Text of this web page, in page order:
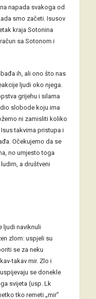
napada svakoga od
smo začeti. Isusov
kraja Sotonina
sa Sotonom i
ih, ali ono što nas
ljudi oko njega.
grijehu i silama
slobode koju ima
ni zamisliti koliko
takvima pristupa i
Očekujemo da se
no umjesto toga
a društveni
ljudi naviknuli
zlom: uspjeli su
se za neku
takav mir. Zlo i
se donekle
svijeta (usp. Lk
tko remeti „mir”